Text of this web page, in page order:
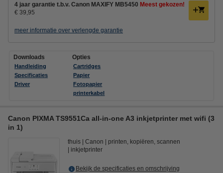
4 jaar garantie t.b.v. Canon MAXIFY MB5450 Meest gekozen!
€ 39,95
meer informatie over verlengde garantie
Downloads
Handleiding
Specificaties
Driver
Opties
Cartridges
Papier
Fotopapier
printerkabel
Canon PIXMA TS9551Ca all-in-one A3 inkjetprinter met wifi (3
in 1)
thuis Canon
printen, kopiëren, scannen
inkjetprinter
Bekijk de specificaties en omschrijving